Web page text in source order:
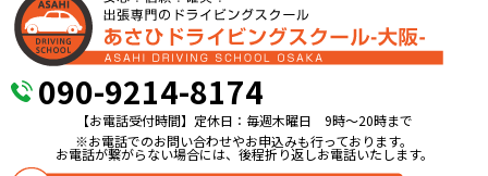
090-9214-8174
【お電話受付時間】定休日：毎週木曜日 9時〜20時まで
※お電話でのお問い合わせやお申込みも行っております。
お電話が繋がらない場合には、後程折り返しお電話いたします。